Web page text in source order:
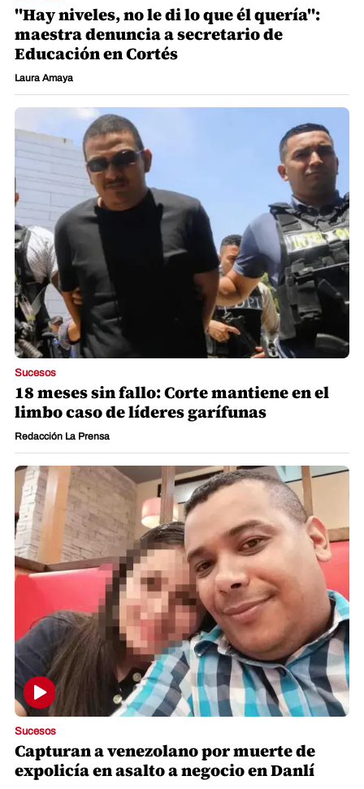
"Hay niveles, no le di lo que él quería":
maestra denuncia a secretario de
Educación en Cortés
Laura Amaya
Sucesos
18 meses sin fallo: Corte mantiene en el
limbo caso de líderes garífunas
Redacción La Prensa
Sucesos
Capturan a venezolano por muerte de
expolicía en asalto a negocio en Danlí